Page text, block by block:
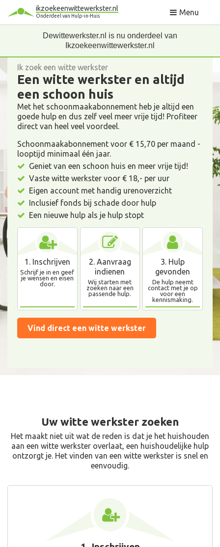
ikzoekeenwittewerkster.nl
Onderdeel van Hulp-in-Huis Menu
Dewittewerkster.nl is nu onderdeel van
Ikzoekeenwittewerkster.nl
Ik zoek een witte werkster
Een witte werkster en altijd
een schoon huis
Met het schoonmaakabonnement heb je altijd een
goede hulp en dus zelf veel meer vrije tijd! Profiteer
direct van heel veel voordeel.
Schoonmaakabonnement voor € 15,70 per maand -
looptijd minimaal één jaar.
Geniet van een schoon huis en meer vrije tijd!
Vaste witte werkster voor € 18,- per uur
Eigen account met handig urenoverzicht
Inclusief fonds bij schade door hulp
Een nieuwe hulp als je hulp stopt
1. Inschrijven
Schrijf je in en geef
je wensen en eisen
door.
2. Aanvraag
indienen
Wij starten met
zoeken naar een
passende hulp.
3. Hulp
gevonden
De hulp neemt
contact met je op
voor een
kennismaking.
Vind direct een witte werkster
Uw witte werkster zoeken
Het maakt niet uit wat de reden is dat je het huishouden
aan een witte werkster overlaat, een huishoudelijke hulp
ontzorgt je. Het vinden van een witte werkster is snel en
eenvoudig.